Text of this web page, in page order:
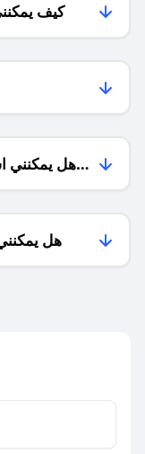
كيف
هل يمكنني
هل